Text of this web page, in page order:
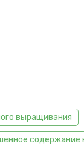
выращивания
содержание